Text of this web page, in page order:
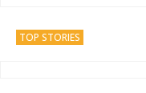
TOP STORIES